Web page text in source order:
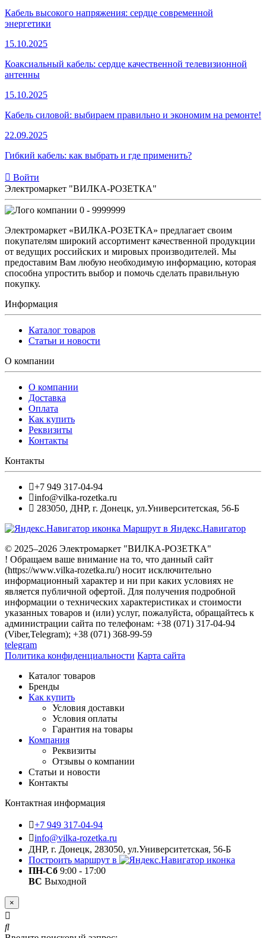
Кабель высокого напряжения: сердце современной
энергетики
15.10.2025
Коаксиальный кабель: сердце качественной телевизионной
антенны
15.10.2025
Кабель силовой: выбираем правильно и экономим на ремонте!
22.09.2025
Гибкий кабель: как выбрать и где применить?
Войти
Электромаркет "ВИЛКА-РОЗЕТКА"
0 - 9999999
Электромаркет «ВИЛКА-РОЗЕТКА» предлагает своим
покупателям широкий ассортимент качественной продукции
от ведущих российских и мировых производителей. Мы
предоставим Вам любую необходимую информацию, которая
способна упростить выбор и помочь сделать правильную
покупку.
Информация
Каталог товаров
Статьи и новости
О компании
О компании
Доставка
Оплата
Как купить
Реквизиты
Контакты
Контакты
+7 949 317-04-94
info@vilka-rozetka.ru
283050, ДНР, г. Донецк, ул.Университетская, 56-Б
Маршрут в Яндекс.Навигатор
© 2025–2026 Электромаркет "ВИЛКА-РОЗЕТКА"
! Обращаем ваше внимание на то, что данный сайт
(https://www.vilka-rozetka.ru/) носит исключительно
информационный характер и ни при каких условиях не
является публичной офертой. Для получения подробной
информации о технических характеристиках и стоимости
указанных товаров и (или) услуг, пожалуйста, обращайтесь к
администрации сайта по телефонам: +38 (071) 317-04-94
(Viber,Telegram); +38 (071) 368-99-59
telegram
Политика конфиденциальности Карта сайта
Каталог товаров
Бренды
Как купить
Условия доставки
Условия оплаты
Гарантия на товары
Компания
Реквизиты
Отзывы о компании
Статьи и новости
Контакты
Контактная информация
+7 949 317-04-94
info@vilka-rozetka.ru
ДНР, г. Донецк, 283050, ул.Университетская, 56-Б
Построить маршрут в
ПН-Сб 9:00 - 17:00
ВС Выходной
×